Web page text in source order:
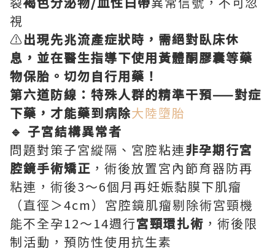
視
⚠️出現先兆流產症狀時，需絕對臥床休
息，並在醫生指導下使用黃體酮膠囊等藥
物保胎。切勿自行用藥！
第六道防線：特殊人群的精準干預——對症
下藥，才能藥到病除大陸墮胎
🔹 子宮結構異常者
問題對策子宮縱隔、宮腔粘連非孕期行宮
腔鏡手術矯正 ，術後放置宮內節育器防再
粘連，術後3～6個月再妊娠黏膜下肌瘤
（直徑＞4cm）宮腔鏡肌瘤剔除術宮頸機
能不全孕12～14週行宮頸環扎術 ，術後限
制活動，預防性使用抗生素